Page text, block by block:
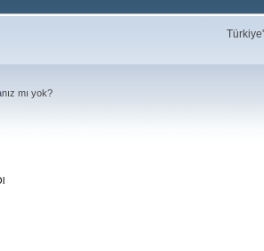
nız mı yok?